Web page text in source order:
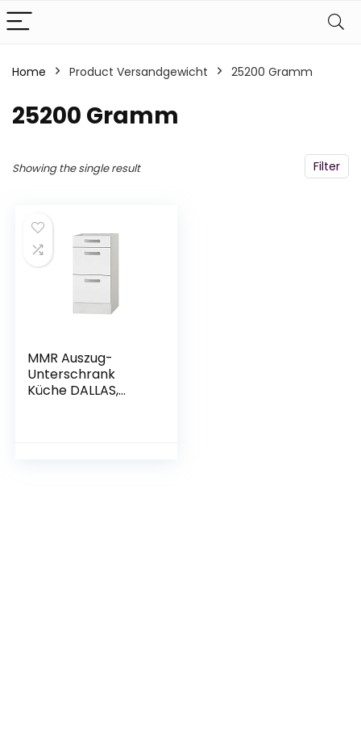
Home Product Versandgewicht ‎25200 Gramm
‎25200 Gramm
Filter
Showing the single result
MMR Auszug-
Unterschrank
Küche DALLAS,